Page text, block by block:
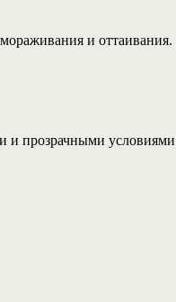
и оттаивания.
и прозрачными